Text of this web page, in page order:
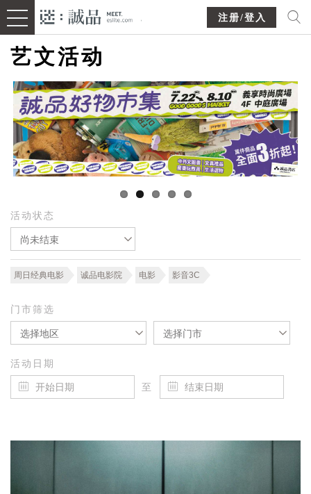
注册/登入
艺文活动
活动状态
尚未结束
周日经典电影 诚品电影院 电影 影音3C
门市筛选
选择地区 选择门市
活动日期
至